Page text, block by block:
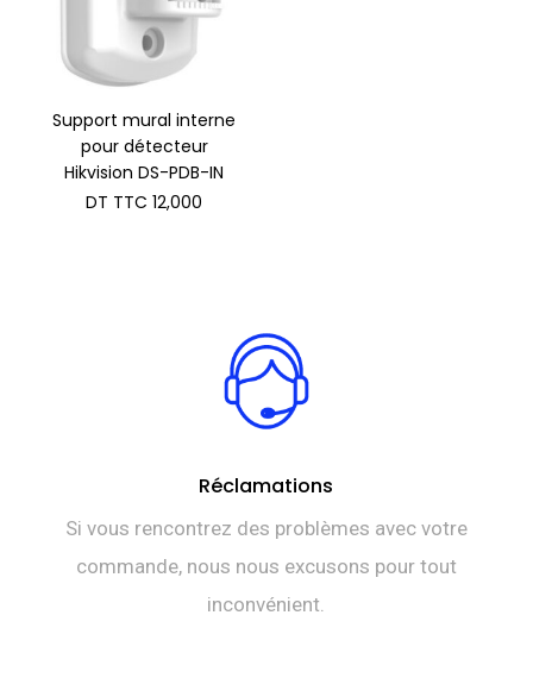
Support mural interne
pour détecteur
Hikvision DS-PDB-IN
DT TTC 12,000
Réclamations
Si vous rencontrez des problèmes avec votre
commande, nous nous excusons pour tout
inconvénient.